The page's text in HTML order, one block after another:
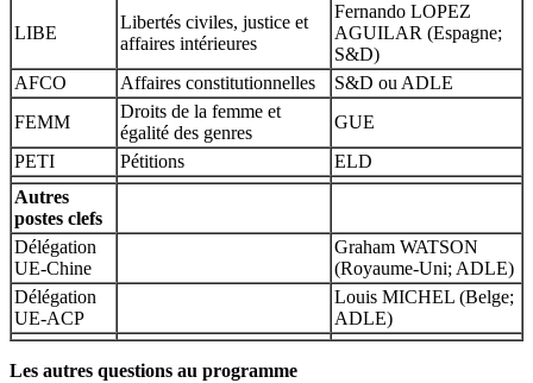
LIBE
Libertés civiles, justice et
affaires intérieures
Fernando LOPEZ
AGUILAR (Espagne;
S&D)
AFCO
Affaires constitutionnelles
S&D ou ADLE
FEMM
Droits de la femme et
égalité des genres
GUE
PETI
Pétitions
ELD
Autres
postes clefs
Délégation
UE-Chine
Graham WATSON
(Royaume-Uni; ADLE)
Délégation
UE-ACP
Louis MICHEL (Belge;
ADLE)
Les autres questions au programme